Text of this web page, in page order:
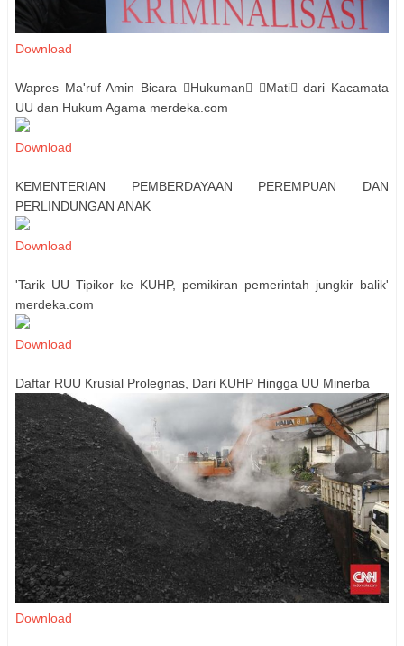
Download
Wapres Ma'ruf Amin Bicara Hukuman Mati dari Kacamata
UU dan Hukum Agama merdeka.com
Download
KEMENTERIAN PEMBERDAYAAN PEREMPUAN DAN
PERLINDUNGAN ANAK
Download
'Tarik UU Tipikor ke KUHP, pemikiran pemerintah jungkir balik'
merdeka.com
Download
Daftar RUU Krusial Prolegnas, Dari KUHP Hingga UU Minerba
Download